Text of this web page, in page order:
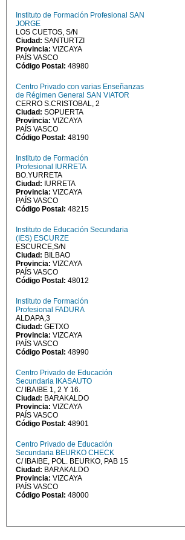
Instituto de Formación Profesional SAN
JORGE
LOS CUETOS, S/N
Ciudad: SANTURTZI
Provincia: VIZCAYA
PAÍS VASCO
Código Postal: 48980
Centro Privado con varias Enseñanzas
de Régimen General SAN VIATOR
CERRO S.CRISTOBAL, 2
Ciudad: SOPUERTA
Provincia: VIZCAYA
PAÍS VASCO
Código Postal: 48190
Instituto de Formación
Profesional IURRETA
BO.YURRETA
Ciudad: IURRETA
Provincia: VIZCAYA
PAÍS VASCO
Código Postal: 48215
Instituto de Educación Secundaria
(IES) ESCURZE
ESCURCE,S/N
Ciudad: BILBAO
Provincia: VIZCAYA
PAÍS VASCO
Código Postal: 48012
Instituto de Formación
Profesional FADURA
ALDAPA,3
Ciudad: GETXO
Provincia: VIZCAYA
PAÍS VASCO
Código Postal: 48990
Centro Privado de Educación
Secundaria IKASAUTO
C/ IBAIBE 1, 2 Y 16.
Ciudad: BARAKALDO
Provincia: VIZCAYA
PAÍS VASCO
Código Postal: 48901
Centro Privado de Educación
Secundaria BEURKO CHECK
C/ IBAIBE, POL. BEURKO, PAB 15
Ciudad: BARAKALDO
Provincia: VIZCAYA
PAÍS VASCO
Código Postal: 48000